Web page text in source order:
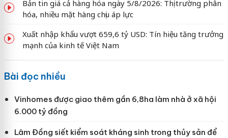
Bản tin giá cả hàng hóa ngày 5/8/2026: Thị trường phân
hóa, nhiều mặt hàng chịu áp lực
Xuất nhập khẩu vượt 659,6 tỷ USD: Tín hiệu tăng trưởng
mạnh của kinh tế Việt Nam
Bài đọc nhiều
Vinhomes được giao thêm gần 6,8ha làm nhà ở xã hội
6.000 tỷ đồng
Lâm Đồng siết kiểm soát kháng sinh trong thủy sản để